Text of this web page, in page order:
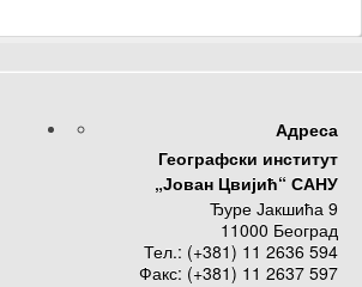
Адреса
Географски институт
„Јован Цвијић“ САНУ
Ђуре Јакшића 9
11000 Београд
Тел.: (+381) 11 2636 594
Факс: (+381) 11 2637 597